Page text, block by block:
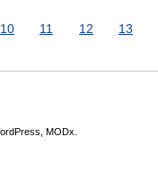
10 11 12 13
MODx.